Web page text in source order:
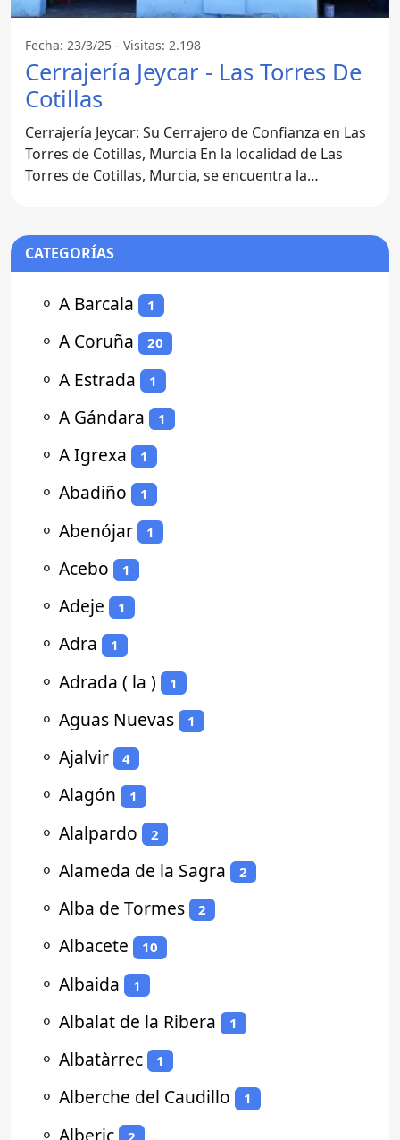
Fecha: 23/3/25 - Visitas: 2.198
Cerrajería Jeycar - Las Torres De
Cotillas
Cerrajería Jeycar: Su Cerrajero de Confianza en Las
Torres de Cotillas, Murcia En la localidad de Las
Torres de Cotillas, Murcia, se encuentra la
CATEGORÍAS
⚬ A Barcala 1
⚬ A Coruña 20
⚬ A Estrada 1
⚬ A Gándara 1
⚬ A Igrexa 1
⚬ Abadiño 1
⚬ Abenójar 1
⚬ Acebo 1
⚬ Adeje 1
⚬ Adra 1
⚬ Adrada ( la ) 1
⚬ Aguas Nuevas 1
⚬ Ajalvir 4
⚬ Alagón 1
⚬ Alalpardo 2
⚬ Alameda de la Sagra 2
⚬ Alba de Tormes 2
⚬ Albacete 10
⚬ Albaida 1
⚬ Albalat de la Ribera 1
⚬ Albatàrrec 1
⚬ Alberche del Caudillo 1
⚬ Alberic 2